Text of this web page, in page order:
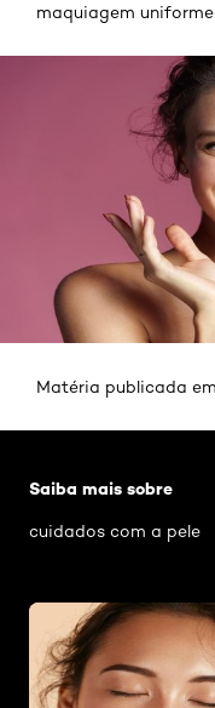
maquiagem
Matéria publicada
Saiba mais sobre
cuidados com a pele